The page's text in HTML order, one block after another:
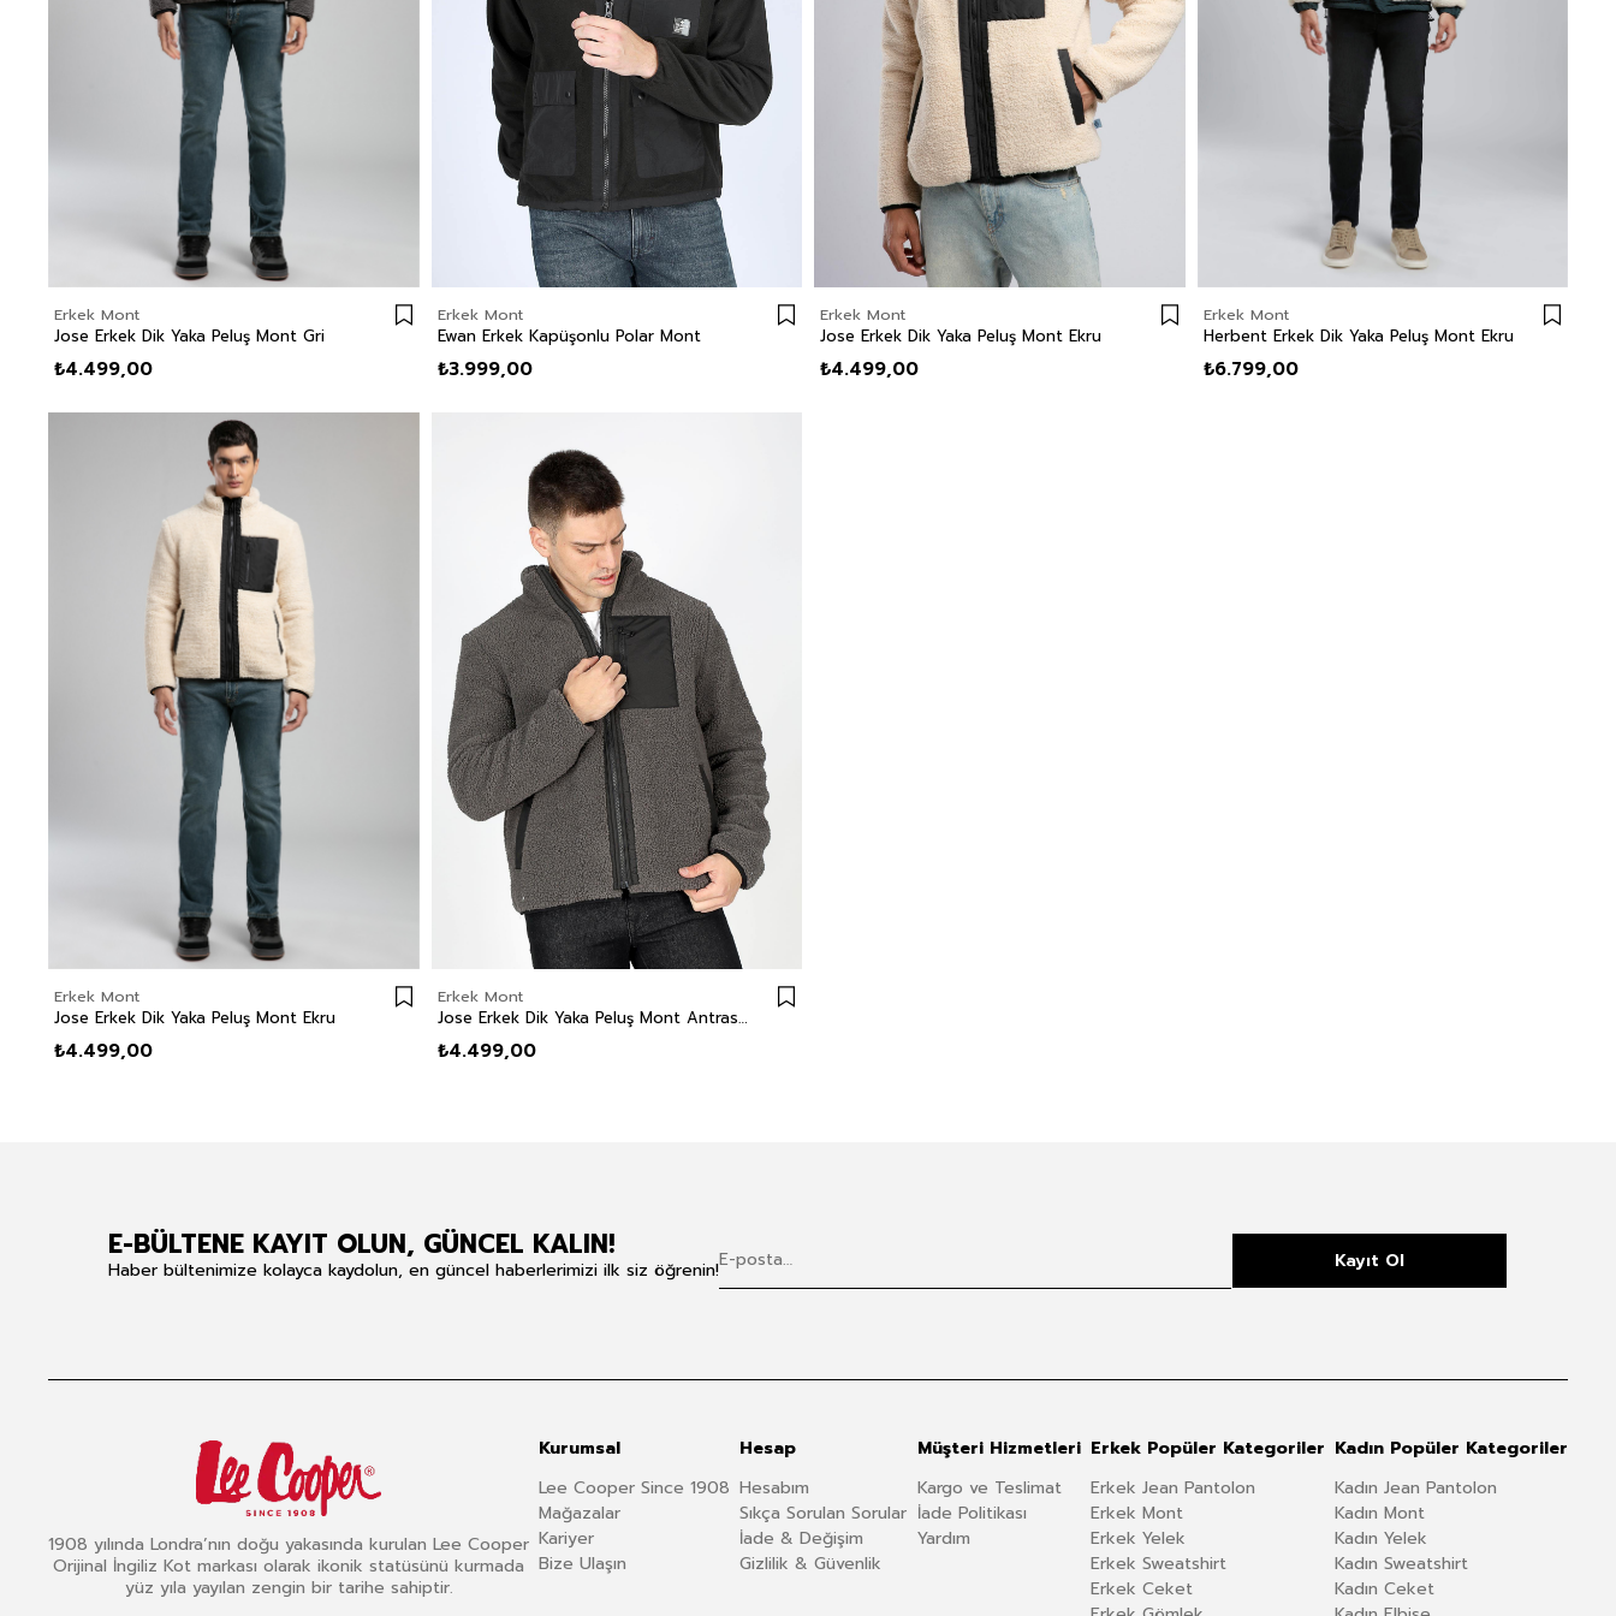
Erkek Mont
Jose Erkek Dik Yaka Peluş Mont Gri
₺4.499,00
Erkek Mont
Ewan Erkek Kapüşonlu Polar Mont
₺3.999,00
Erkek Mont
Jose Erkek Dik Yaka Peluş Mont Ekru
₺4.499,00
Erkek Mont
Herbent Erkek Dik Yaka Peluş Mont Ekru
₺6.799,00
Erkek Mont
Jose Erkek Dik Yaka Peluş Mont Ekru
₺4.499,00
Erkek Mont
Jose Erkek Dik Yaka Peluş Mont Antrasit
₺4.499,00
E-BÜLTENE KAYIT OLUN, GÜNCEL KALIN!
Haber bültenimize kolayca kaydolun, en güncel haberlerimizi ilk siz öğrenin! Kayıt Ol
1908 yılında Londra’nın doğu yakasında kurulan Lee Cooper
Orijinal İngiliz Kot markası olarak ikonik statüsünü kurmada
yüz yıla yayılan zengin bir tarihe sahiptir.
Kurumsal
Lee Cooper Since 1908
Mağazalar
Kariyer
Bize Ulaşın
Hesap
Hesabım
Sıkça Sorulan Sorular
İade & Değişim
Gizlilik & Güvenlik
Müşteri Hizmetleri
Kargo ve Teslimat
İade Politikası
Yardım
Erkek Popüler Kategoriler
Erkek Jean Pantolon
Erkek Mont
Erkek Yelek
Erkek Sweatshirt
Erkek Ceket
Kadın Popüler Kategoriler
Kadın Jean Pantolon
Kadın Mont
Kadın Yelek
Kadın Sweatshirt
Kadın Ceket